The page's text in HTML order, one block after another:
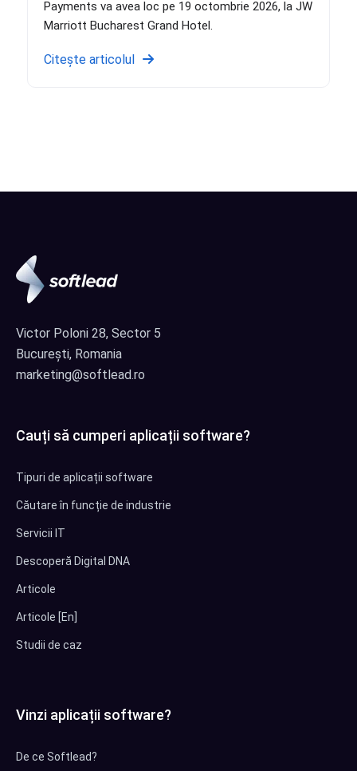
Payments va avea loc pe 19 octombrie 2026, la JW
Marriott Bucharest Grand Hotel.
Citește articolul
Victor Poloni 28, Sector 5
București, Romania
marketing@softlead.ro
Cauți să cumperi aplicații software?
Tipuri de aplicații software
Căutare în funcție de industrie
Servicii IT
Descoperă Digital DNA
Articole
Articole [En]
Studii de caz
Vinzi aplicații software?
De ce Softlead?